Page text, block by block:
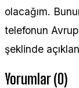
olacağım.
telefonun
şeklinde
Yorumlar (0)